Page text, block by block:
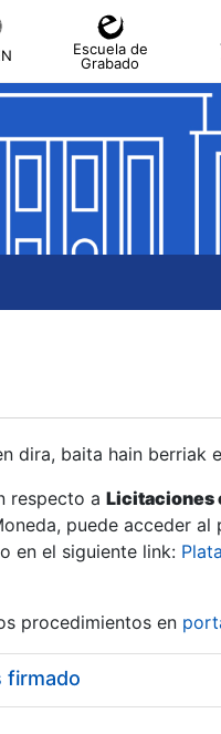
Escuela de
Grabado
dira, baita hain berriak
respecto a Licitaciones
puede acceder
en el siguiente link:
procedimientos en
firmado